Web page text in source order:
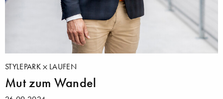
STYLEPARK LAUFEN
Mut zum Wandel